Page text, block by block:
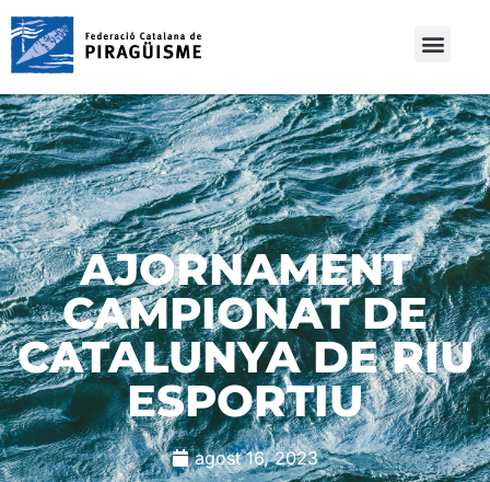
AJORNAMENT
CAMPIONAT DE
CATALUNYA DE RIU
ESPORTIU
agost 16, 2023